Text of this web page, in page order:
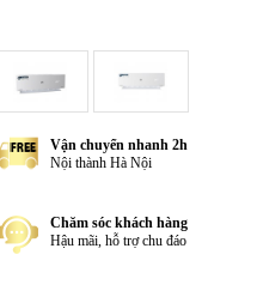
Vận chuyển nhanh 2h
Nội thành Hà Nội
Chăm sóc khách hàng
Hậu mãi, hỗ trợ chu đáo